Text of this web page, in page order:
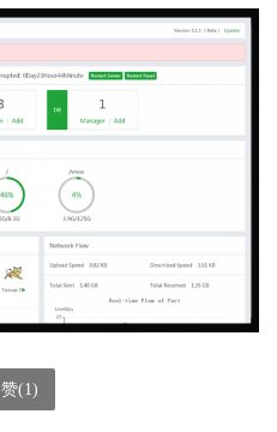
赞(1)